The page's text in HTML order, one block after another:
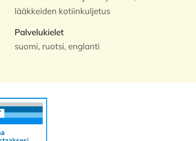
lääkkeiden kotiinkuljetus
Palvelukielet
suomi, ruotsi, englanti